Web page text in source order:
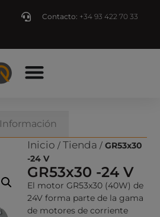
Contacto: +34 93 422 70 33
Información
Inicio / Tienda / GR53x30
-24 V
GR53x30 -24 V
El motor GR53x30 (40W) de
24V forma parte de la gama
de motores de corriente